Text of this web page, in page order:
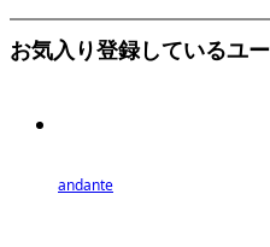
お気入り登録しているユ
andante